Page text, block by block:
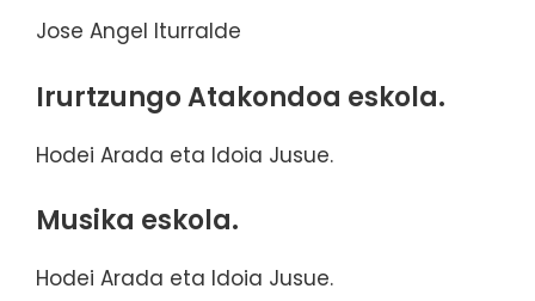
Jose Angel Iturralde
Irurtzungo Atakondoa eskola.
Hodei Arada eta Idoia Jusue.
Musika eskola.
Hodei Arada eta Idoia Jusue.